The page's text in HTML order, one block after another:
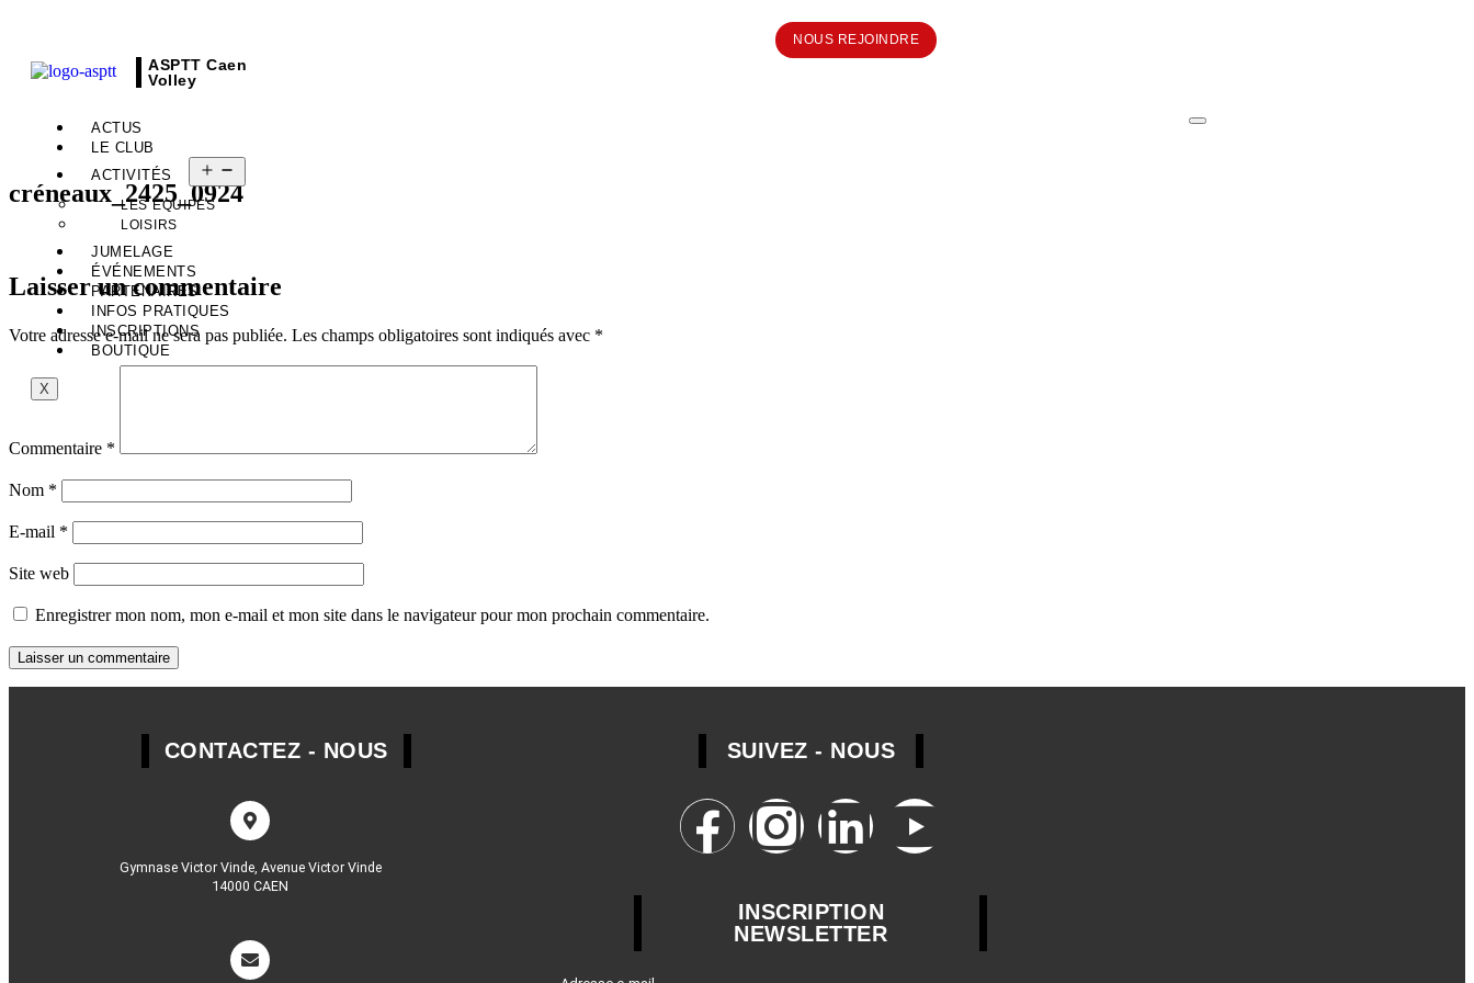
ASPTT Caen
Volley
NOUS REJOINDRE
ACTUS
LE CLUB
ACTIVITÉS
LES ÉQUIPES
LOISIRS
JUMELAGE
ÉVÉNEMENTS
PARTENAIRES
INFOS PRATIQUES
INSCRIPTIONS
BOUTIQUE
X
créneaux_2425_0924
Laisser un commentaire
Votre adresse e-mail ne sera pas publiée. Les champs obligatoires sont indiqués avec *
Commentaire *
Nom *
E-mail *
Site web
Enregistrer mon nom, mon e-mail et mon site dans le navigateur pour mon prochain commentaire.
CONTACTEZ - NOUS
Gymnase Victor Vinde, Avenue Victor Vinde
14000 CAEN
SUIVEZ - NOUS
INSCRIPTION
NEWSLETTER